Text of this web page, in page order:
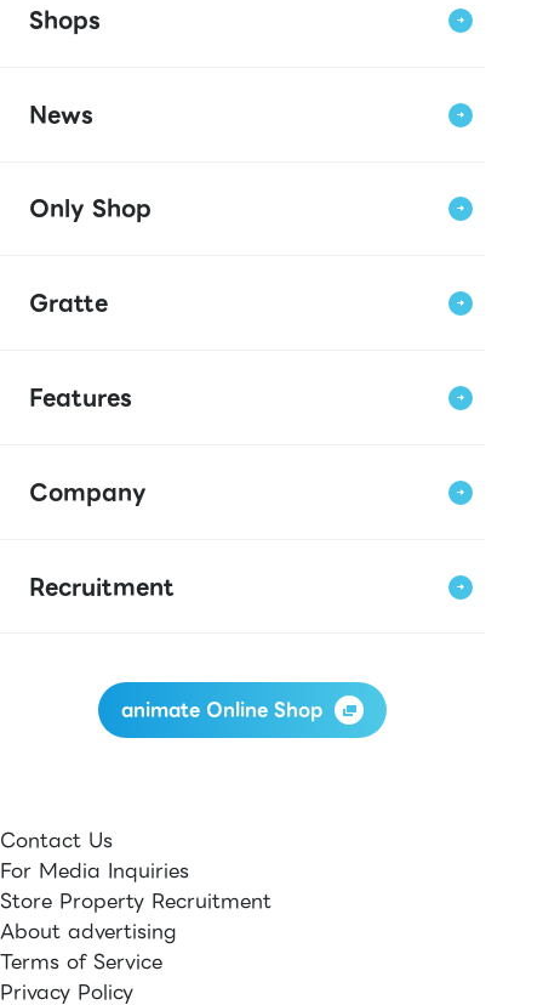
Shops
News
Only Shop
Gratte
Features
Company
Recruitment
animate Online Shop
Contact Us
For Media Inquiries
Store Property Recruitment
About advertising
Terms of Service
Privacy Policy